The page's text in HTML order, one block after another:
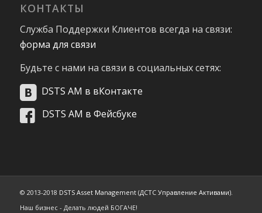
КОНТАКТЫ
Служба Поддержки Клиентов всегда на связи:
форма для связи
Будьте с нами на связи в социальных сетях:
DSTS AM в вКонтакте
DSTS AM в Фейсбуке
© 2013-2018 DSTS Asset Management(ДСТС Управление Активами).
Наш бизнес - Делать людей БОГАЧЕ!